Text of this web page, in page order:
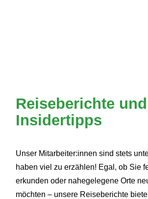
Reiseberichte und
Insidertipps
Unser Mitarbeiter:innen sind stets
haben viel zu erzählen! Egal, ob Sie
erkunden oder nahegelegene Orte
möchten – unsere Reiseberichte